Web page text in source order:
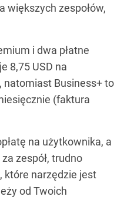
większych zespołów,
i dwa płatne
8,75 USD na
Business+ to
(faktura
na użytkownika, a
zespół, trudno
które narzędzie jest
od Twoich